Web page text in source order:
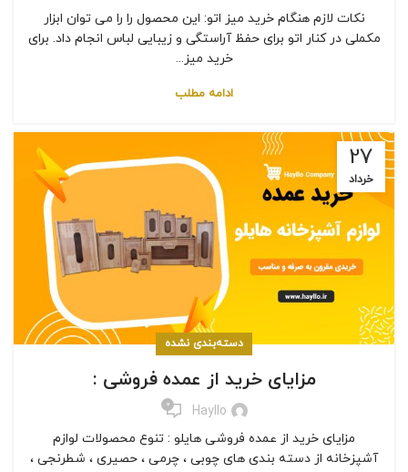
نکات لازم هنگام خرید میز اتو: این محصول را را می توان ابزار
مکملی در کنار اتو برای حفظ آراستگی و زیبایی لباس انجام داد. برای
خرید میز...
ادامه مطلب
27
خرداد
دسته‌بندی نشده
مزایای خرید از عمده فروشی :
Hayllo
0
مزایای خرید از عمده فروشی هایلو : تنوع محصولات لوازم
آشپزخانه از دسته بندی های چوبی ، چرمی ، حصیری ، شطرنجی ،